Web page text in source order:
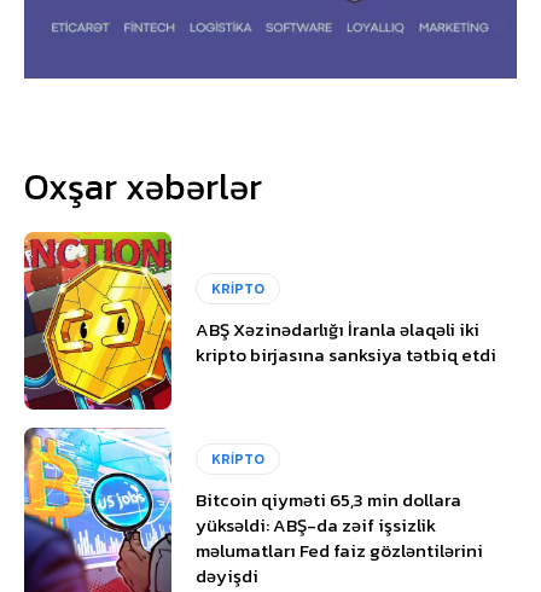
Oxşar xəbərlər
KRİPTO
ABŞ Xəzinədarlığı İranla əlaqəli iki
kripto birjasına sanksiya tətbiq etdi
KRİPTO
Bitcoin qiyməti 65,3 min dollara
yüksəldi: ABŞ-da zəif işsizlik
məlumatları Fed faiz gözləntilərini
dəyişdi